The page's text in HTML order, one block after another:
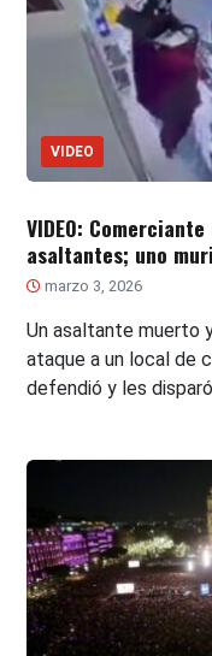
VIDEO
VIDEO:
asaltantes; uno
marzo 3, 2026
Un asaltante muerto
ataque a un local de
defendió y les